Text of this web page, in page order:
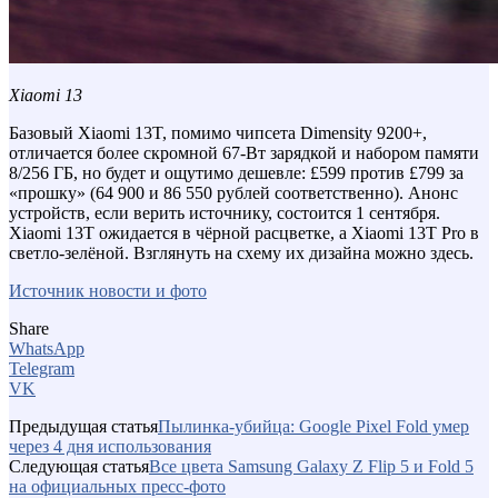
Xiaomi 13
Базовый Xiaomi 13T, помимо чипсета Dimensity 9200+,
отличается более скромной 67-Вт зарядкой и набором памяти
8/256 ГБ, но будет и ощутимо дешевле: £599 против £799 за
«прошку» (64 900 и 86 550 рублей соответственно). Анонс
устройств, если верить источнику, состоится 1 сентября.
Xiaomi 13T ожидается в чёрной расцветке, а Xiaomi 13T Pro в
светло-зелёной. Взглянуть на схему их дизайна можно здесь.
Источник новости и фото
Share
WhatsApp
Telegram
VK
Предыдущая статьяПылинка-убийца: Google Pixel Fold умер
через 4 дня использования
Следующая статьяВсе цвета Samsung Galaxy Z Flip 5 и Fold 5
на официальных пресс-фото